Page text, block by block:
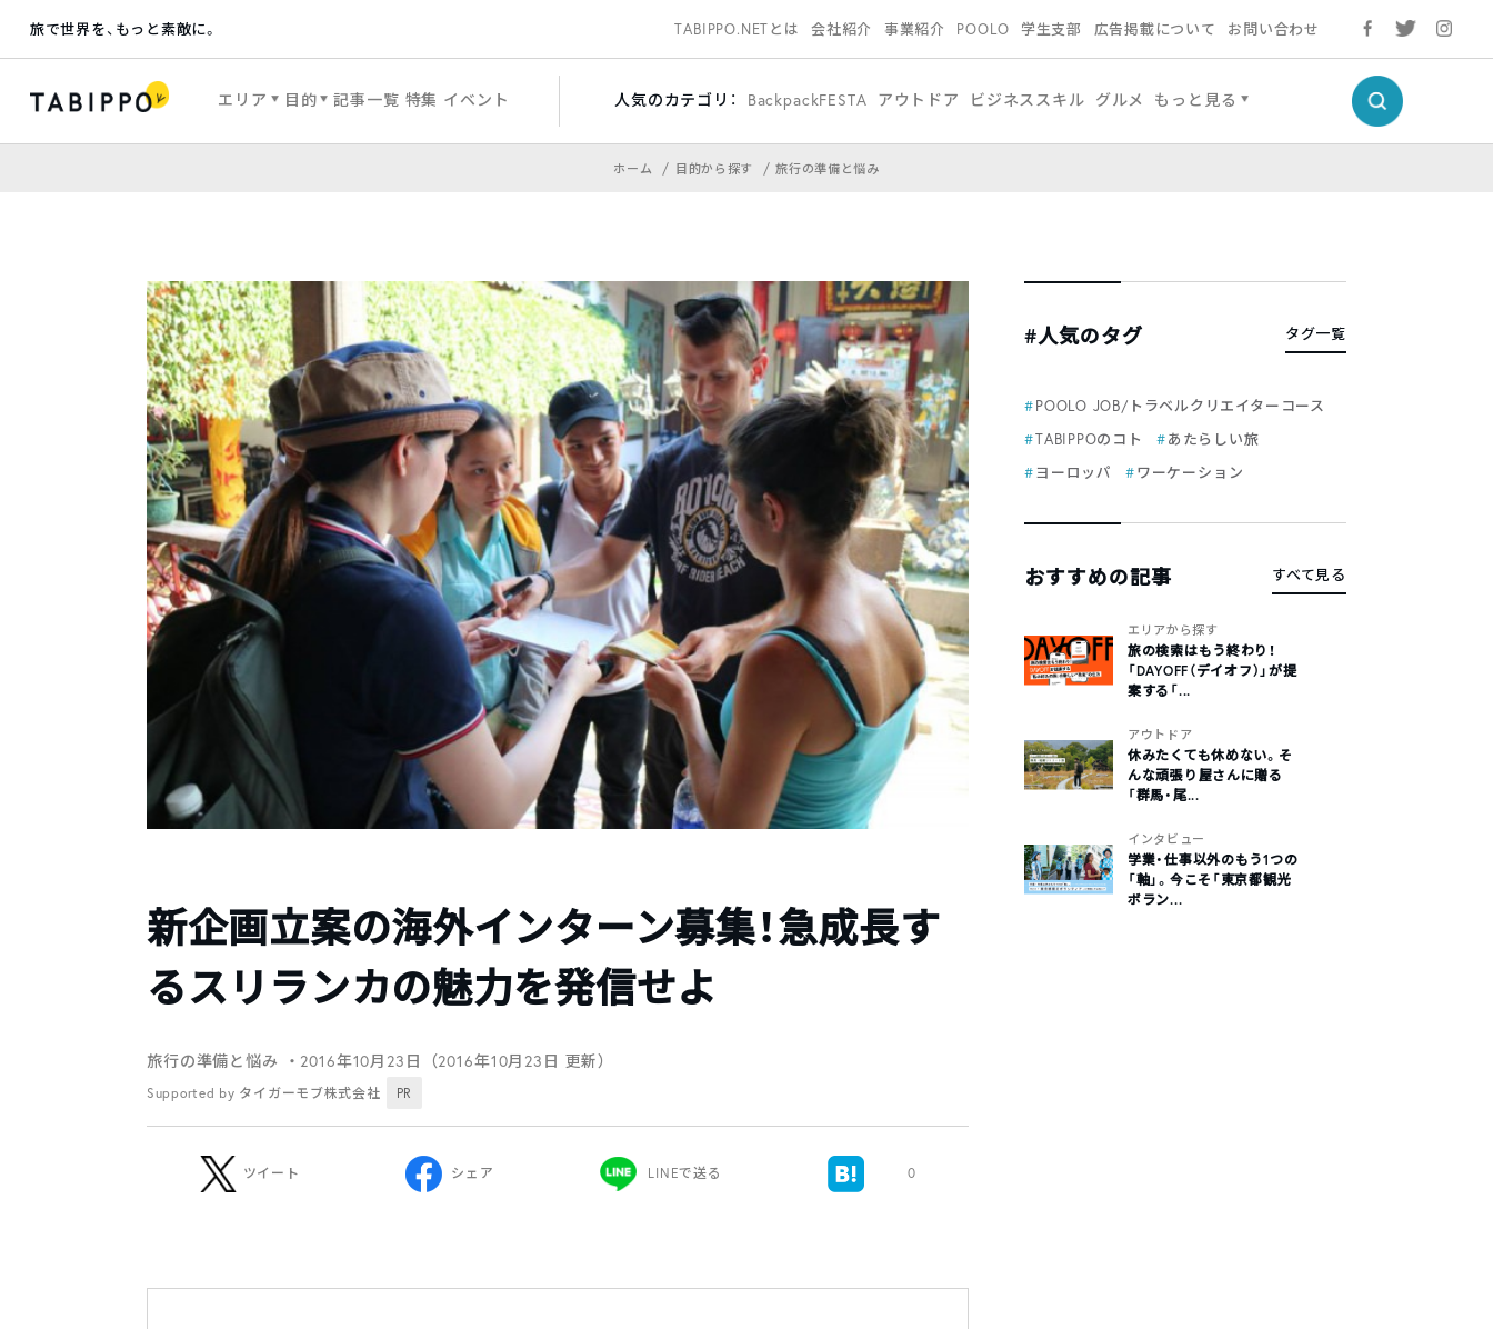
旅で世界を、もっと素敵に。 TABIPPO.NETとは 会社紹介 事業紹介 POOLO 学生支部 広告掲載について お問い合わせ
エリア 目的 記事一覧 特集 イベント 人気のカテゴリ： BackpackFESTA アウトドア ビジネススキル グルメ もっと見る
ホーム 目的から探す 旅行の準備と悩み
新企画立案の海外インターン募集！急成長す
るスリランカの魅力を発信せよ
旅行の準備と悩み ・2016年10月23日（2016年10月23日 更新）
Supported by タイガーモブ株式会社 PR
ツイート シェア LINEで送る 0
#人気のタグ タグ一覧
POOLO JOB/トラベルクリエイターコース
TABIPPOのコト
あたらしい旅
ヨーロッパ
ワーケーション
おすすめの記事 すべて見る
エリアから探す
旅の検索はもう終わり！
「DAYOFF（デイオフ）」が提
案する「...
アウトドア
休みたくても休めない。そ
んな頑張り屋さんに贈る
「群馬・尾...
インタビュー
学業・仕事以外のもう1つの
「軸」。今こそ「東京都観光
ボラン...